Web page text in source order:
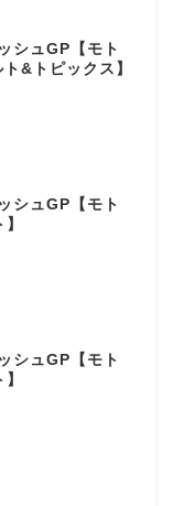
シュGP【モト
&トピックス】
シュGP【モト
シュGP【モト